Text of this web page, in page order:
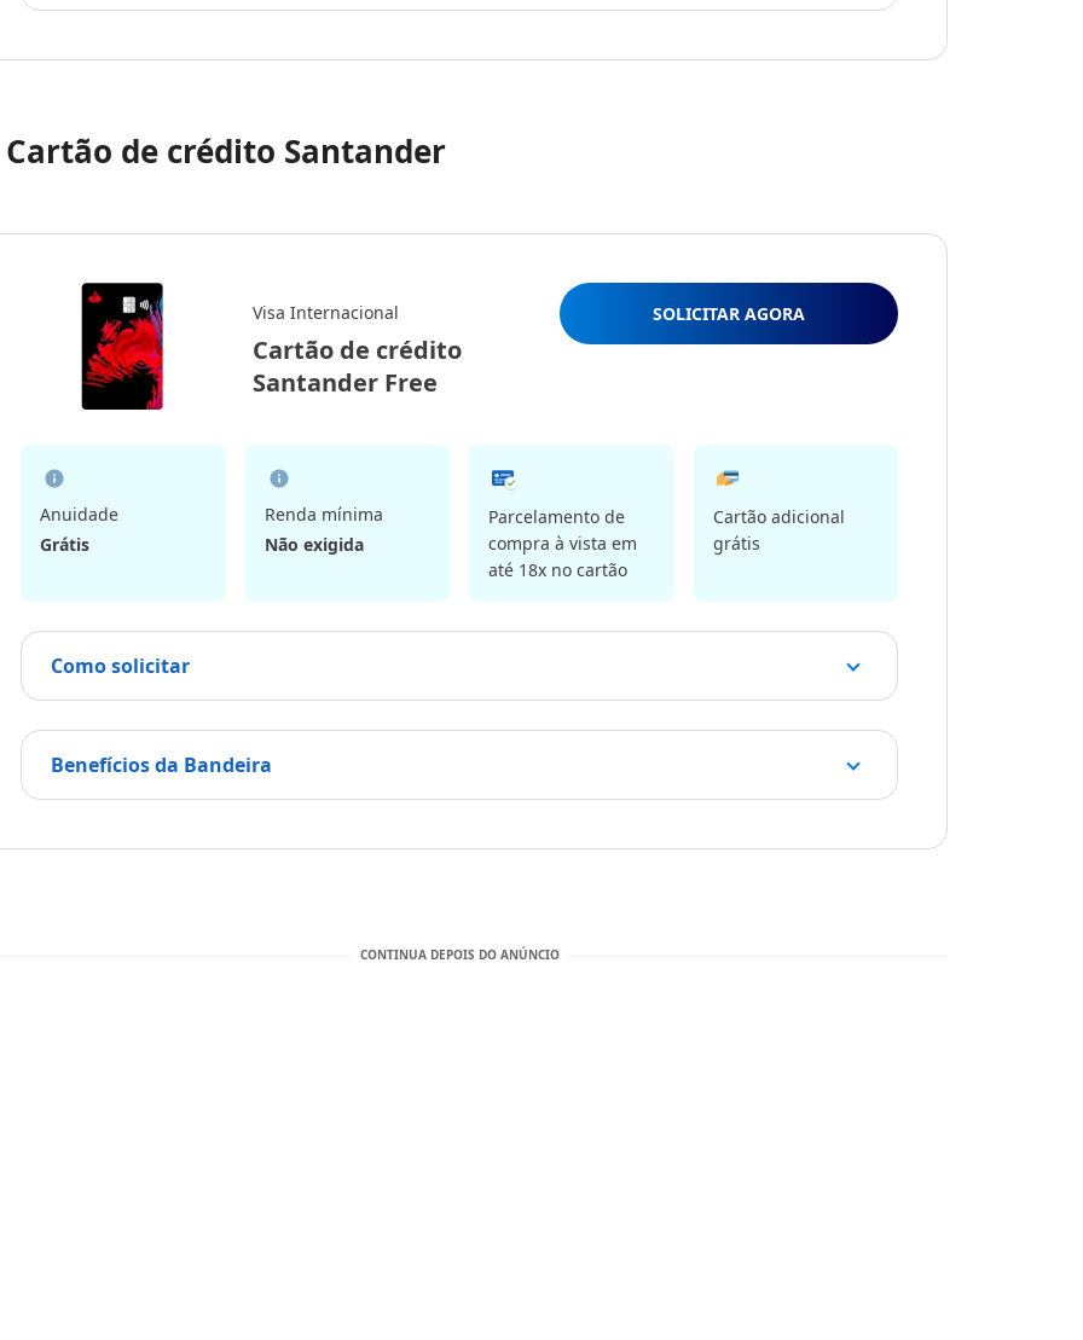
Cartão de crédito Santander
Visa Internacional
Cartão de crédito
Santander Free
SOLICITAR AGORA
Anuidade
Grátis
Renda mínima
Não exigida
Parcelamento de
compra à vista em
até 18x no cartão
Cartão adicional
grátis
Como solicitar
Benefícios da Bandeira